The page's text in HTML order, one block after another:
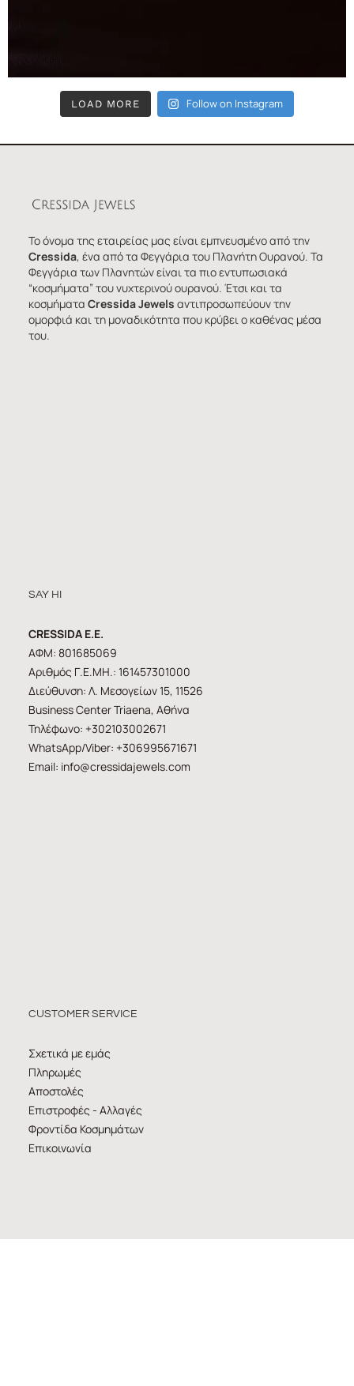
LOAD MORE Follow on Instagram
Το όνομα της εταιρείας μας είναι εμπνευσμένο από την
Cressida, ένα από τα Φεγγάρια του Πλανήτη Ουρανού. Τα
Φεγγάρια των Πλανητών είναι τα πιο εντυπωσιακά
“κοσμήματα” του νυχτερινού ουρανού. Έτσι και τα
κοσμήματα Cressida Jewels αντιπροσωπεύουν την
ομορφιά και τη μοναδικότητα που κρύβει ο καθένας μέσα
του.
SAY HI
CRESSIDA E.E.
ΑΦΜ: 801685069
Αριθμός Γ.Ε.ΜΗ.: 161457301000
Διεύθυνση: Λ. Μεσογείων 15, 11526
Business Center Triaena, Αθήνα
Τηλέφωνο: +302103002671
WhatsApp/Viber: +306995671671
Email: info@cressidajewels.com
CUSTOMER SERVICE
Σχετικά με εμάς
Πληρωμές
Αποστολές
Επιστροφές - Αλλαγές
Φροντίδα Κοσμημάτων
Επικοινωνία